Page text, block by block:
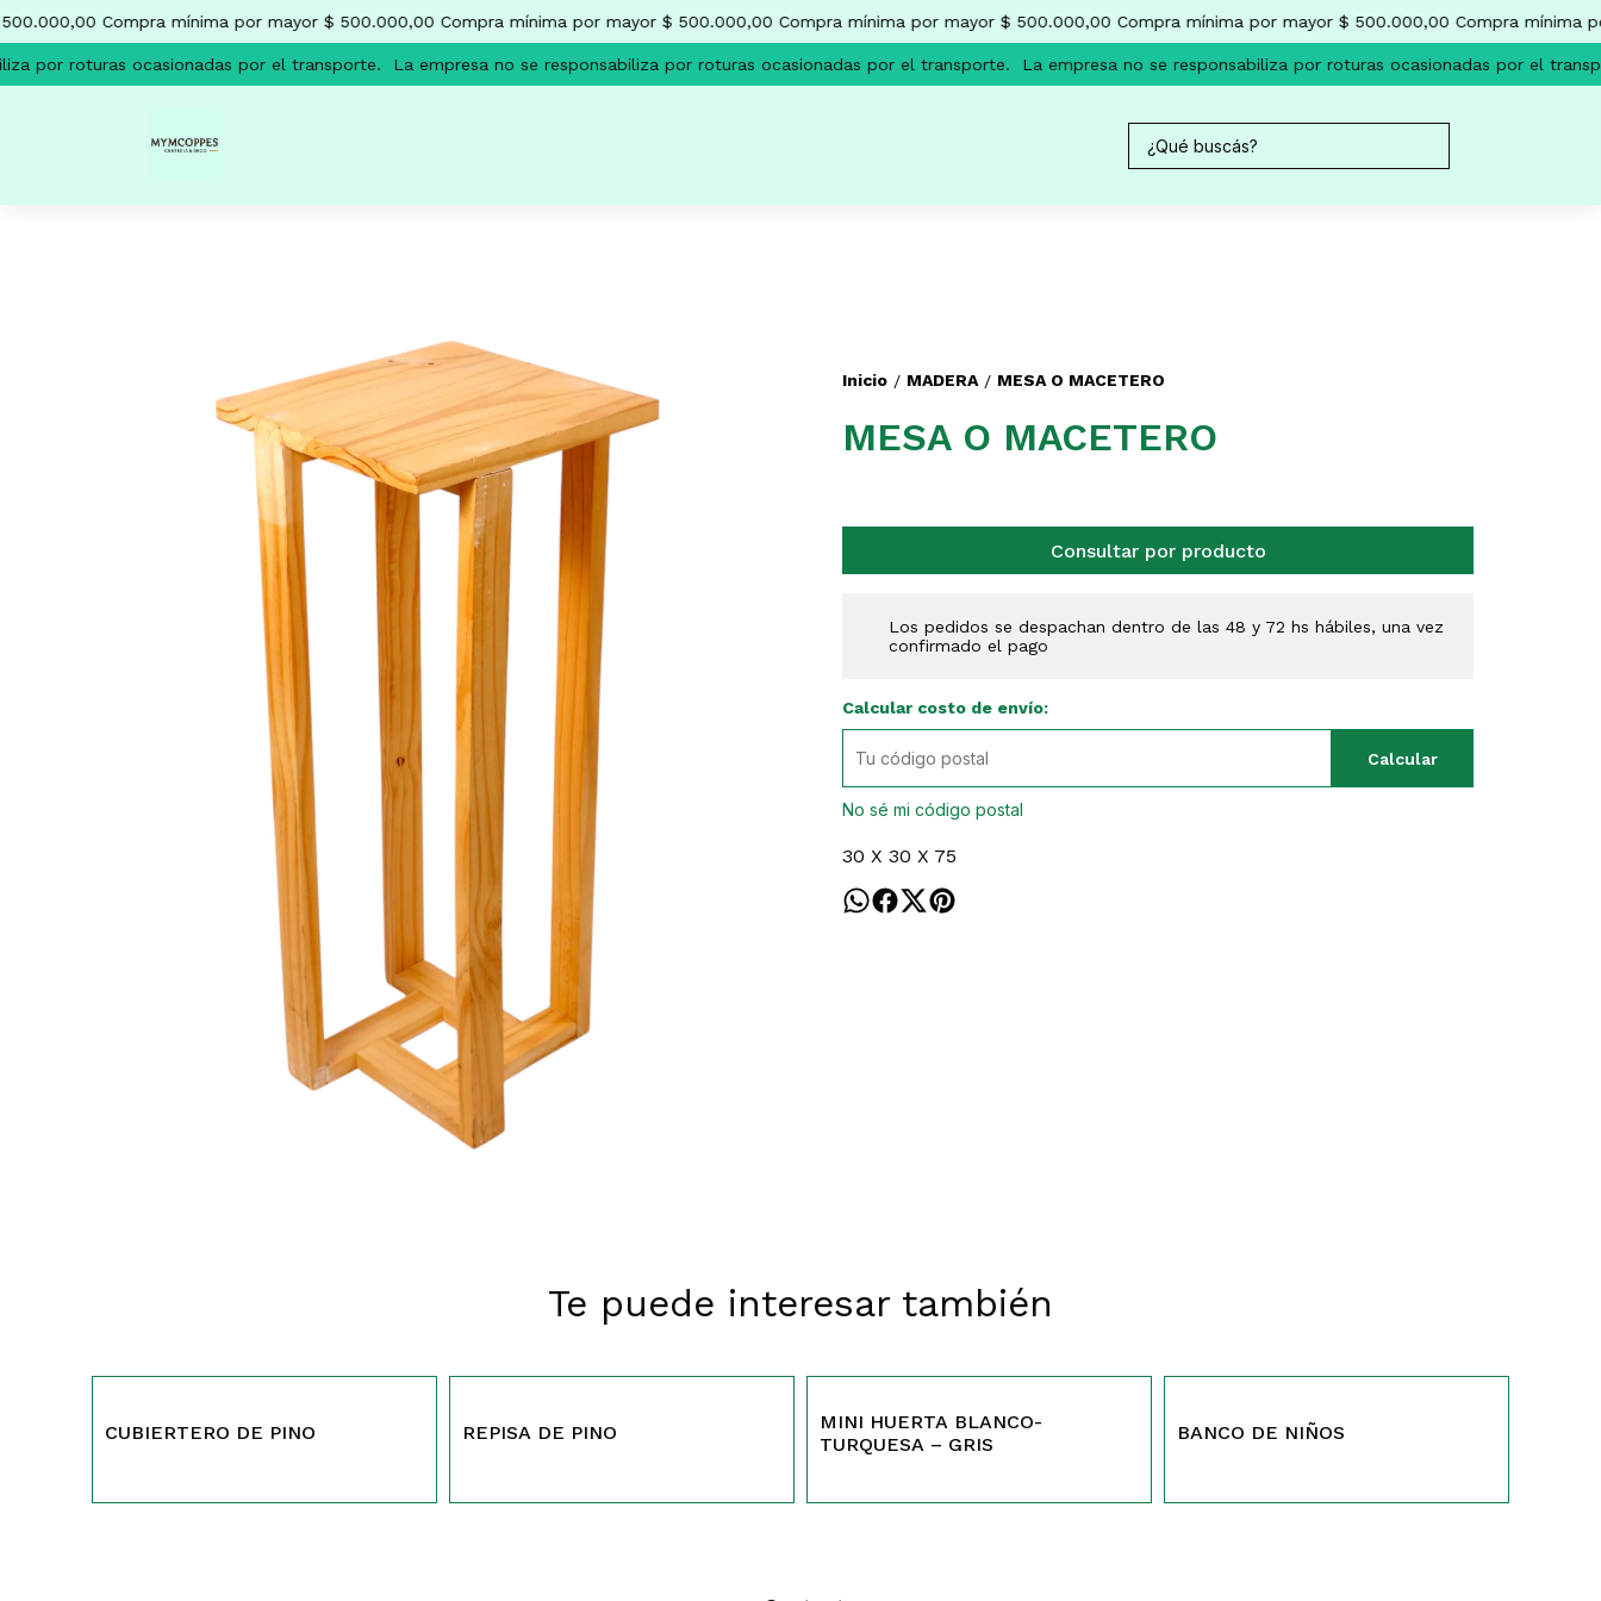
Compra mínima por mayor $ 500.000,00 Compra mínima por mayor $ 500.000,00 Compra mínima por mayor $ 500.000,00 Compra mínima por mayor $ 500.000,00 Compra mínima
por roturas ocasionadas por el transporte. La empresa no se responsabiliza por roturas ocasionadas por el transporte. La empresa no se responsabiliza por roturas ocasionadas por el
Inicio / MADERA / MESA O MACETERO
MESA O MACETERO
Consultar por producto
Los pedidos se despachan dentro de las 48 y 72 hs hábiles, una vez
confirmado el pago
Calcular costo de envío:
Calcular
No sé mi código postal
30 X 30 X 75
Te puede interesar también
CUBIERTERO DE PINO REPISA DE PINO
MINI HUERTA BLANCO-
TURQUESA – GRIS
BANCO DE NIÑOS